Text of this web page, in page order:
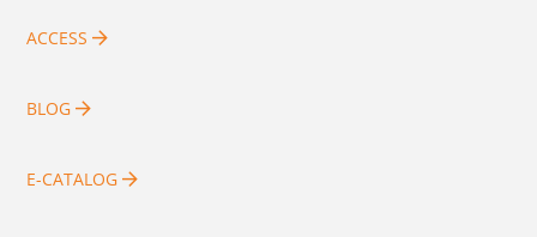
ACCESS
BLOG
E-CATALOG